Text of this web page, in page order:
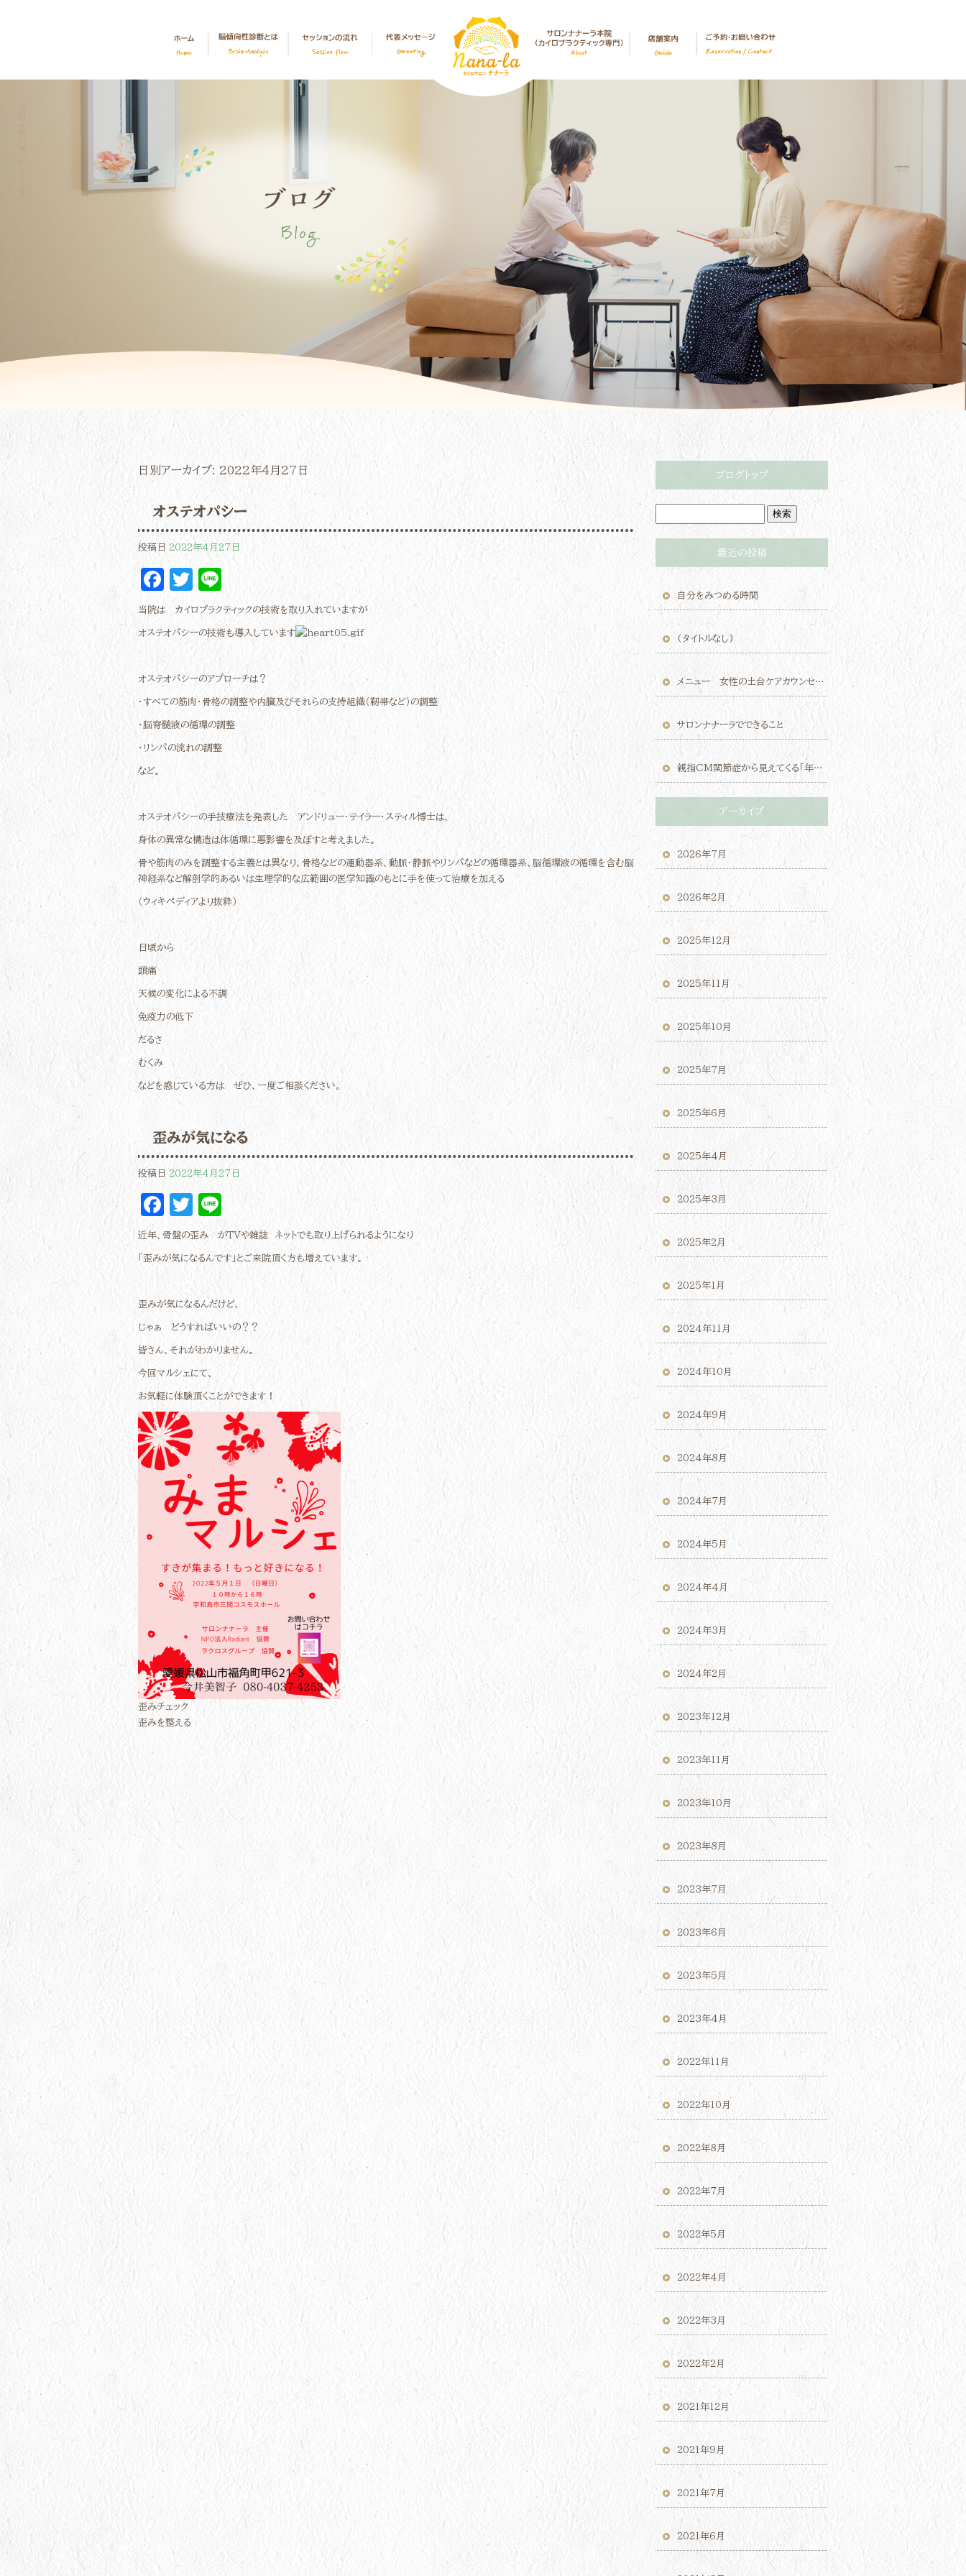
日別アーカイブ: 2022年4月27日
オステオパシー
投稿日 2022年4月27日
Facebook
Twitter
Line
当院は カイロプラクティックの技術を取り入れていますが
オステオパシーの技術も導入しています
オステオパシーのアプローチは？
・すべての筋肉・骨格の調整や内臓及びそれらの支持組織（靭帯など）の調整
・脳脊髄液の循環の調整
・リンパの流れの調整
など。
オステオパシーの手技療法を発表した アンドリュー・テイラー・スティル博士は、
身体の異常な構造は体循環に悪影響を及ぼすと考えました。
骨や筋肉のみを調整する主義とは異なり、骨格などの運動器系、動脈・静脈やリンパなどの循環器系、脳循環液の循環を含む脳
神経系など解剖学的あるいは生理学的な広範囲の医学知識のもとに手を使って治療を加える
（ウィキペディアより抜粋）
日頃から
頭痛
天候の変化による不調
免疫力の低下
だるさ
むくみ
などを感じている方は ぜひ、一度ご相談ください。
歪みが気になる
投稿日 2022年4月27日
Facebook
Twitter
Line
近年、骨盤の歪み がTVや雑誌 ネットでも取り上げられるようになり
「歪みが気になるんです」とご来院頂く方も増えています。
歪みが気になるんだけど、
じゃぁ どうすればいいの？？
皆さん、それがわかりません。
今回マルシェにて、
お気軽に体験頂くことができます！
歪みチェック
歪みを整える
ブログトップ
最近の投稿
自分をみつめる時間
(タイトルなし)
メニュー 女性の土台ケアカウンセリング（モニター価格）のご案内
サロンナナーラでできること
親指CM関節症から見えてくる「年齢のせい」にしないケアの考え方
アーカイブ
2026年7月
2026年2月
2025年12月
2025年11月
2025年10月
2025年7月
2025年6月
2025年4月
2025年3月
2025年2月
2025年1月
2024年11月
2024年10月
2024年9月
2024年8月
2024年7月
2024年5月
2024年4月
2024年3月
2024年2月
2023年12月
2023年11月
2023年10月
2023年8月
2023年7月
2023年6月
2023年5月
2023年4月
2022年11月
2022年10月
2022年8月
2022年7月
2022年5月
2022年4月
2022年3月
2022年2月
2021年12月
2021年9月
2021年7月
2021年6月